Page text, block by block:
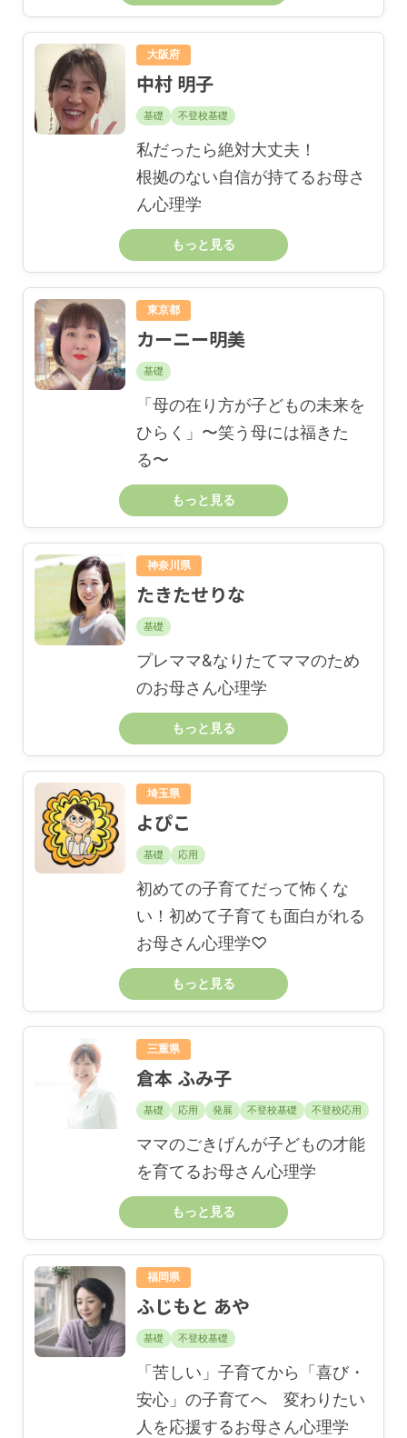
大阪府
中村 明子
基礎 不登校基礎
私だったら絶対大丈夫！
根拠のない自信が持てるお母さ
ん心理学
もっと見る
東京都
カーニー明美
基礎
「母の在り方が子どもの未来を
ひらく」〜笑う母には福きた
る〜
もっと見る
神奈川県
たきたせりな
基礎
プレママ&なりたてママのため
のお母さん心理学
もっと見る
埼玉県
よぴこ
基礎 応用
初めての子育てだって怖くな
い！初めて子育ても面白がれる
お母さん心理学♡
もっと見る
三重県
倉本 ふみ子
基礎 応用 発展 不登校基礎 不登校応用
ママのごきげんが子どもの才能
を育てるお母さん心理学
もっと見る
福岡県
ふじもと あや
基礎 不登校基礎
「苦しい」子育てから「喜び・
安心」の子育てへ 変わりたい
人を応援するお母さん心理学